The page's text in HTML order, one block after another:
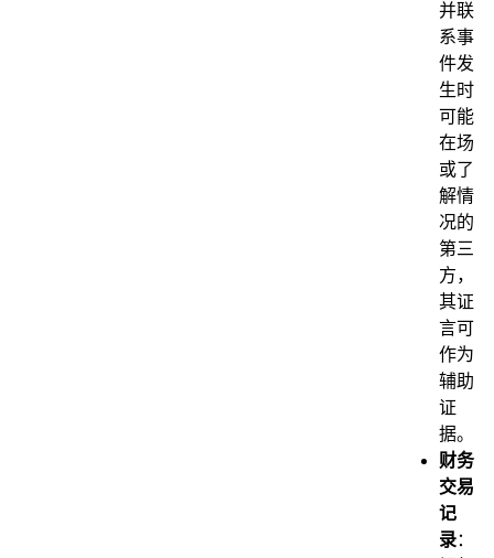
并联
系事
件发
生时
可能
在场
或了
解情
况的
第三
方，
其证
言可
作为
辅助
证
据。
财务
交易
记
录：